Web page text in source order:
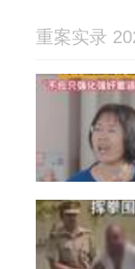
重案实录